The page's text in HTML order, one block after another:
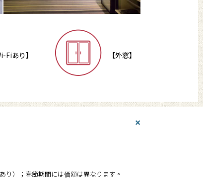
Fiあり】 【外窓】
り）；春節期間には価額は異なります。
×